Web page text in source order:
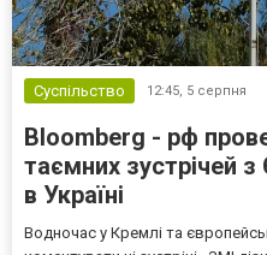
Суспільство 12:45, 5 серпня
Bloomberg - рф
таємних зустрічей
в Україні
Водночас у Кремлі та